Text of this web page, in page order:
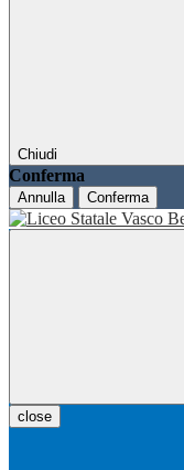
Chiudi
Conferma
Annulla Conferma
close